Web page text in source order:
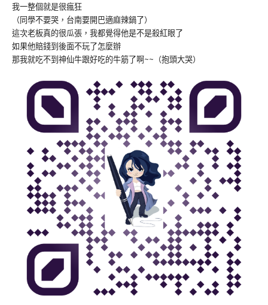
我一整個就是很瘋狂
（同學不要哭，台南要開巴適麻辣鍋了）
這次老板真的很瓜張，我都覺得他是不是殺紅眼了
如果他賠錢到後面不玩了怎麼辦
那我就吃不到神仙牛跟好吃的牛筋了啊~~（抱頭大哭）